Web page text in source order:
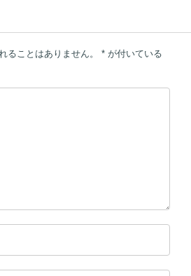
ることはありません。 * が付いている